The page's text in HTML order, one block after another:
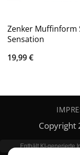
Zenker Muffinform
Sensation
19,99€
Copyright